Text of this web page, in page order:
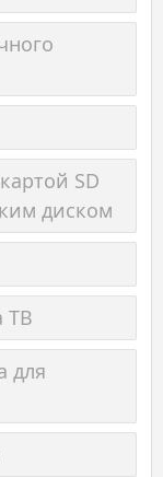
SD
диском
ТВ
для